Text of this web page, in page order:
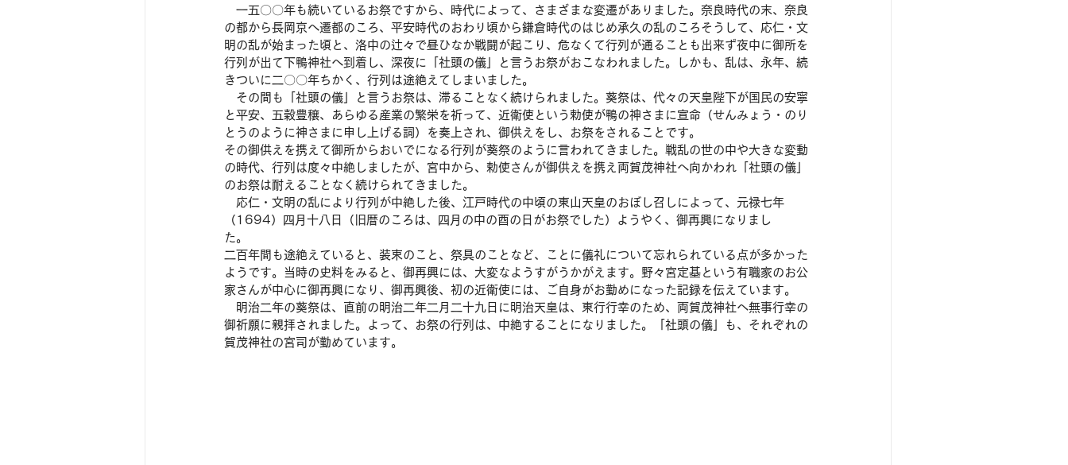
一五〇〇年も続いているお祭ですから、時代によって、さまざまな変遷がありました。奈良時代の末、奈良
の都から長岡京へ遷都のころ、平安時代のおわり頃から鎌倉時代のはじめ承久の乱のころそうして、応仁・文
明の乱が始まった頃と、洛中の辻々で昼ひなか戦闘が起こり、危なくて行列が通ることも出来ず夜中に御所を
行列が出て下鴨神社へ到着し、深夜に「社頭の儀」と言うお祭がおこなわれました。しかも、乱は、永年、続
きついに二〇〇年ちかく、行列は途絶えてしまいました。
その間も「社頭の儀」と言うお祭は、滞ることなく続けられました。葵祭は、代々の天皇陛下が国民の安寧
と平安、五穀豊穣、あらゆる産業の繁栄を祈って、近衛使という勅使が鴨の神さまに宣命（せんみょう・のり
とうのように神さまに申し上げる詞）を奏上され、御供えをし、お祭をされることです。
その御供えを携えて御所からおいでになる行列が葵祭のように言われてきました。戦乱の世の中や大きな変動
の時代、行列は度々中絶しましたが、宮中から、勅使さんが御供えを携え両賀茂神社へ向かわれ「社頭の儀」
のお祭は耐えることなく続けられてきました。
応仁・文明の乱により行列が中絶した後、江戸時代の中頃の東山天皇のおぼし召しによって、元禄七年
（1694）四月十八日（旧暦のころは、四月の中の酉の日がお祭でした）ようやく、御再興になりまし
た。
二百年間も途絶えていると、装束のこと、祭具のことなど、ことに儀礼について忘れられている点が多かった
ようです。当時の史料をみると、御再興には、大変なようすがうかがえます。野々宮定基という有職家のお公
家さんが中心に御再興になり、御再興後、初の近衛使には、ご自身がお勤めになった記録を伝えています。
明治二年の葵祭は、直前の明治二年二月二十九日に明治天皇は、東行行幸のため、両賀茂神社へ無事行幸の
御祈願に親拝されました。よって、お祭の行列は、中絶することになりました。「社頭の儀」も、それぞれの
賀茂神社の宮司が勤めています。